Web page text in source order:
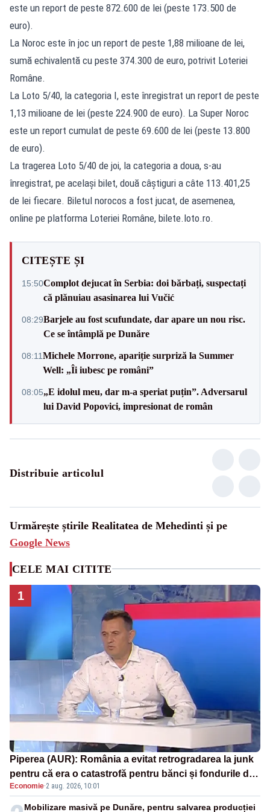
este un report de peste 872.600 de lei (peste 173.500 de
euro).
La Noroc este în joc un report de peste 1,88 milioane de lei,
sumă echivalentă cu peste 374.300 de euro, potrivit Loteriei
Române.
La Loto 5/40, la categoria I, este înregistrat un report de peste
1,13 milioane de lei (peste 224.900 de euro). La Super Noroc
este un report cumulat de peste 69.600 de lei (peste 13.800
de euro).
La tragerea Loto 5/40 de joi, la categoria a doua, s-au
înregistrat, pe acelaşi bilet, două câştiguri a câte 113.401,25
de lei fiecare. Biletul norocos a fost jucat, de asemenea,
online pe platforma Loteriei Române, bilete.loto.ro.
CITEȘTE ȘI
15:50Complot dejucat în Serbia: doi bărbați, suspectați
că plănuiau asasinarea lui Vučić
08:29Barjele au fost scufundate, dar apare un nou risc.
Ce se întâmplă pe Dunăre
08:11Michele Morrone, apariție surpriză la Summer
Well: „Îi iubesc pe români”
08:05„E idolul meu, dar m-a speriat puțin”. Adversarul
lui David Popovici, impresionat de român
Distribuie articolul
Urmărește știrile Realitatea de Mehedinti și pe
Google News
CELE MAI CITITE
1
Piperea (AUR): România a evitat retrogradarea la junk
pentru că era o catastrofă pentru bănci și fondurile de
pensii
Economie·2 aug. 2026, 10:01
Mobilizare masivă pe Dunăre, pentru salvarea producției